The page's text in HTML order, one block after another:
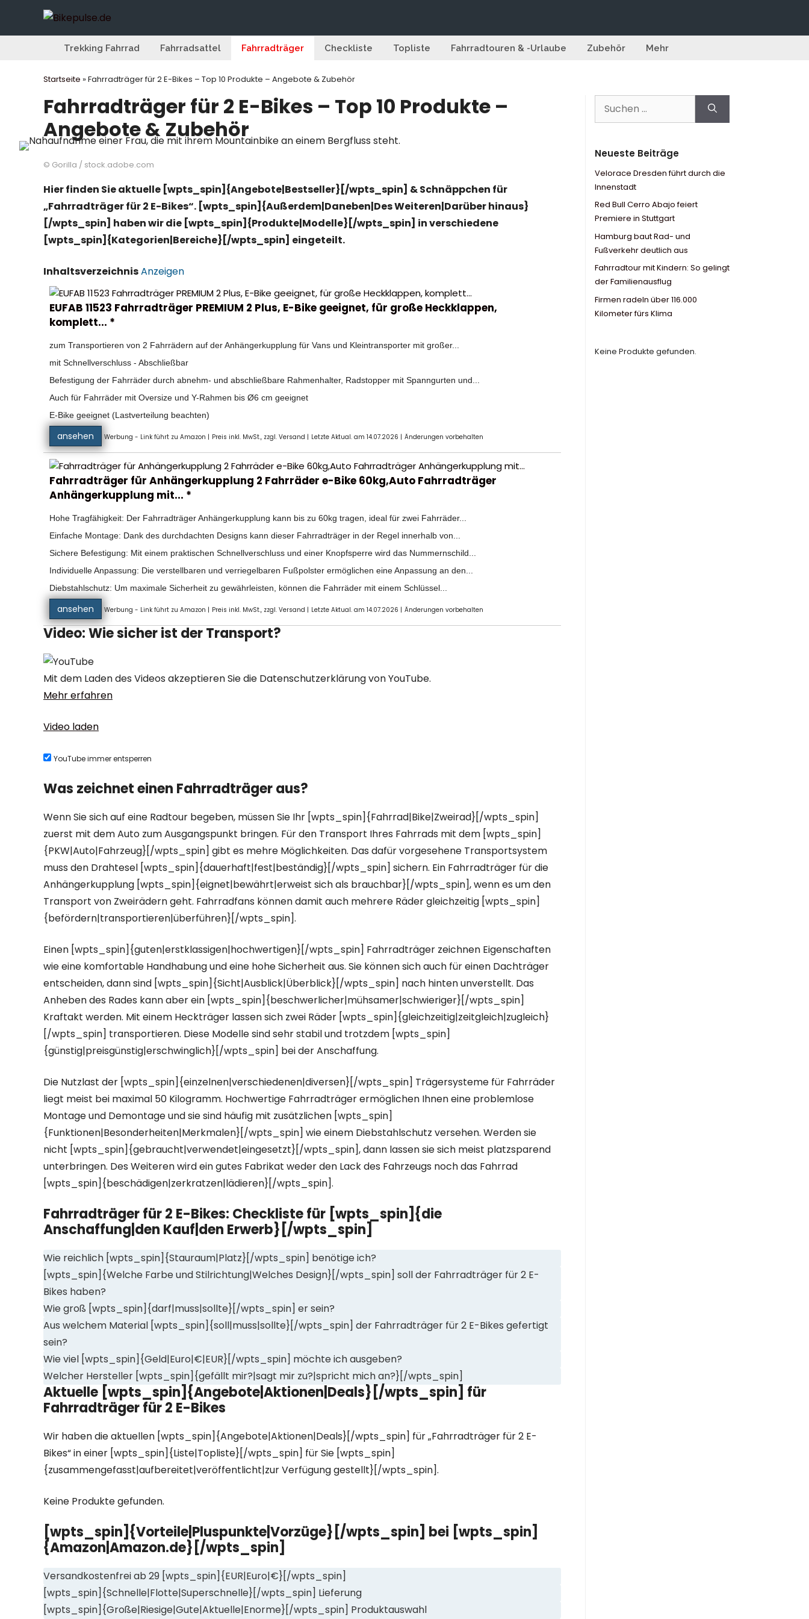
Trekking Fahrrad Fahrradsattel Fahrradträger Checkliste Topliste Fahrradtouren & -Urlaube Zubehör Mehr
Startseite »Fahrradträger für 2 E-Bikes – Top 10 Produkte – Angebote & Zubehör
Fahrradträger für 2 E-Bikes – Top 10 Produkte –
Angebote & Zubehör
© Gorilla / stock.adobe.com
Hier finden Sie aktuelle [wpts_spin]{Angebote|Bestseller}[/wpts_spin] & Schnäppchen für
„Fahrradträger für 2 E-Bikes“. [wpts_spin]{Außerdem|Daneben|Des Weiteren|Darüber hinaus}
[/wpts_spin] haben wir die [wpts_spin]{Produkte|Modelle}[/wpts_spin] in verschiedene
[wpts_spin]{Kategorien|Bereiche}[/wpts_spin] eingeteilt.
InhaltsverzeichnisAnzeigen
EUFAB 11523 Fahrradträger PREMIUM 2 Plus, E-Bike geeignet, für große Heckklappen,
komplett... *
zum Transportieren von 2 Fahrrädern auf der Anhängerkupplung für Vans und Kleintransporter mit großer...
mit Schnellverschluss - Abschließbar
Befestigung der Fahrräder durch abnehm- und abschließbare Rahmenhalter, Radstopper mit Spanngurten und...
Auch für Fahrräder mit Oversize und Y-Rahmen bis Ø6 cm geeignet
E-Bike geeignet (Lastverteilung beachten)
ansehen Werbung - Link führt zu Amazon | Preis inkl. MwSt., zzgl. Versand | Letzte Aktual. am 14.07.2026 | Änderungen vorbehalten
Fahrradträger für Anhängerkupplung 2 Fahrräder e-Bike 60kg,Auto Fahrradträger
Anhängerkupplung mit... *
Hohe Tragfähigkeit: Der Fahrradträger Anhängerkupplung kann bis zu 60kg tragen, ideal für zwei Fahrräder...
Einfache Montage: Dank des durchdachten Designs kann dieser Fahrradträger in der Regel innerhalb von...
Sichere Befestigung: Mit einem praktischen Schnellverschluss und einer Knopfsperre wird das Nummernschild...
Individuelle Anpassung: Die verstellbaren und verriegelbaren Fußpolster ermöglichen eine Anpassung an den...
Diebstahlschutz: Um maximale Sicherheit zu gewährleisten, können die Fahrräder mit einem Schlüssel...
ansehen Werbung - Link führt zu Amazon | Preis inkl. MwSt., zzgl. Versand | Letzte Aktual. am 14.07.2026 | Änderungen vorbehalten
Video: Wie sicher ist der Transport?
Mit dem Laden des Videos akzeptieren Sie die Datenschutzerklärung von YouTube.
Mehr erfahren
Video laden
YouTube immer entsperren
Was zeichnet einen Fahrradträger aus?
Wenn Sie sich auf eine Radtour begeben, müssen Sie Ihr [wpts_spin]{Fahrrad|Bike|Zweirad}[/wpts_spin]
zuerst mit dem Auto zum Ausgangspunkt bringen. Für den Transport Ihres Fahrrads mit dem [wpts_spin]
{PKW|Auto|Fahrzeug}[/wpts_spin] gibt es mehre Möglichkeiten. Das dafür vorgesehene Transportsystem
muss den Drahtesel [wpts_spin]{dauerhaft|fest|beständig}[/wpts_spin] sichern. Ein Fahrradträger für die
Anhängerkupplung [wpts_spin]{eignet|bewährt|erweist sich als brauchbar}[/wpts_spin], wenn es um den
Transport von Zweirädern geht. Fahrradfans können damit auch mehrere Räder gleichzeitig [wpts_spin]
{befördern|transportieren|überführen}[/wpts_spin].
Einen [wpts_spin]{guten|erstklassigen|hochwertigen}[/wpts_spin] Fahrradträger zeichnen Eigenschaften
wie eine komfortable Handhabung und eine hohe Sicherheit aus. Sie können sich auch für einen Dachträger
entscheiden, dann sind [wpts_spin]{Sicht|Ausblick|Überblick}[/wpts_spin] nach hinten unverstellt. Das
Anheben des Rades kann aber ein [wpts_spin]{beschwerlicher|mühsamer|schwieriger}[/wpts_spin]
Kraftakt werden. Mit einem Heckträger lassen sich zwei Räder [wpts_spin]{gleichzeitig|zeitgleich|zugleich}
[/wpts_spin] transportieren. Diese Modelle sind sehr stabil und trotzdem [wpts_spin]
{günstig|preisgünstig|erschwinglich}[/wpts_spin] bei der Anschaffung.
Die Nutzlast der [wpts_spin]{einzelnen|verschiedenen|diversen}[/wpts_spin] Trägersysteme für Fahrräder
liegt meist bei maximal 50 Kilogramm. Hochwertige Fahrradträger ermöglichen Ihnen eine problemlose
Montage und Demontage und sie sind häufig mit zusätzlichen [wpts_spin]
{Funktionen|Besonderheiten|Merkmalen}[/wpts_spin] wie einem Diebstahlschutz versehen. Werden sie
nicht [wpts_spin]{gebraucht|verwendet|eingesetzt}[/wpts_spin], dann lassen sie sich meist platzsparend
unterbringen. Des Weiteren wird ein gutes Fabrikat weder den Lack des Fahrzeugs noch das Fahrrad
[wpts_spin]{beschädigen|zerkratzen|lädieren}[/wpts_spin].
Fahrradträger für 2 E-Bikes: Checkliste für [wpts_spin]{die
Anschaffung|den Kauf|den Erwerb}[/wpts_spin]
Wie reichlich [wpts_spin]{Stauraum|Platz}[/wpts_spin] benötige ich?
[wpts_spin]{Welche Farbe und Stilrichtung|Welches Design}[/wpts_spin] soll der Fahrradträger für 2 E-
Bikes haben?
Wie groß [wpts_spin]{darf|muss|sollte}[/wpts_spin] er sein?
Aus welchem Material [wpts_spin]{soll|muss|sollte}[/wpts_spin] der Fahrradträger für 2 E-Bikes gefertigt
sein?
Wie viel [wpts_spin]{Geld|Euro|€|EUR}[/wpts_spin] möchte ich ausgeben?
Welcher Hersteller [wpts_spin]{gefällt mir?|sagt mir zu?|spricht mich an?}[/wpts_spin]
Aktuelle [wpts_spin]{Angebote|Aktionen|Deals}[/wpts_spin] für
Fahrradträger für 2 E-Bikes
Wir haben die aktuellen [wpts_spin]{Angebote|Aktionen|Deals}[/wpts_spin] für „Fahrradträger für 2 E-
Bikes“ in einer [wpts_spin]{Liste|Topliste}[/wpts_spin] für Sie [wpts_spin]
{zusammengefasst|aufbereitet|veröffentlicht|zur Verfügung gestellt}[/wpts_spin].
Keine Produkte gefunden.
[wpts_spin]{Vorteile|Pluspunkte|Vorzüge}[/wpts_spin] bei [wpts_spin]
{Amazon|Amazon.de}[/wpts_spin]
Versandkostenfrei ab 29 [wpts_spin]{EUR|Euro|€}[/wpts_spin]
[wpts_spin]{Schnelle|Flotte|Superschnelle}[/wpts_spin] Lieferung
[wpts_spin]{Große|Riesige|Gute|Aktuelle|Enorme}[/wpts_spin] Produktauswahl
nach:
Neueste Beiträge
Velorace Dresden führt durch die
Innenstadt
Red Bull Cerro Abajo feiert
Premiere in Stuttgart
Hamburg baut Rad- und
Fußverkehr deutlich aus
Fahrradtour mit Kindern: So gelingt
der Familienausflug
Firmen radeln über 116.000
Kilometer fürs Klima
Keine Produkte gefunden.